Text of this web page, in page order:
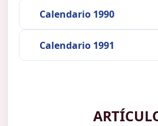
Calendario 1990
Calendario 1991